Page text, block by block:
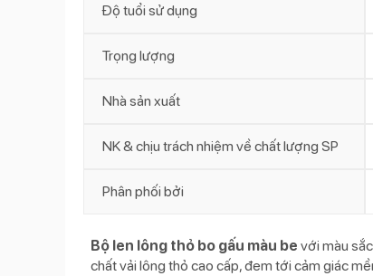
Độ tuổi sử dụng
Trọng lượng
Nhà sản xuất
NK & chịu trách nhiệm về chất lượng SP
Phân phối bởi
Bộ len lông thỏ bo gấu màu be với màu
chất vải lông thỏ cao cấp, đem tới cảm giác